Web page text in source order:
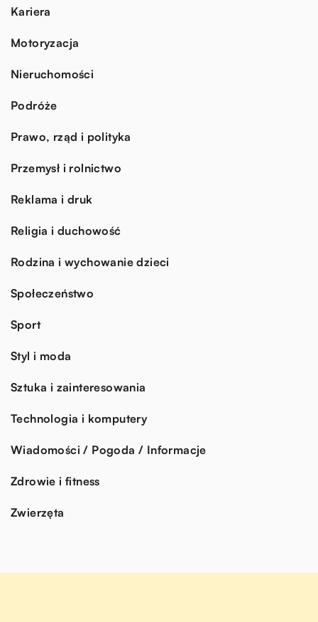
Kariera
Motoryzacja
Nieruchomości
Podróże
Prawo, rząd i polityka
Przemysł i rolnictwo
Reklama i druk
Religia i duchowość
Rodzina i wychowanie dzieci
Społeczeństwo
Sport
Styl i moda
Sztuka i zainteresowania
Technologia i komputery
Wiadomości / Pogoda / Informacje
Zdrowie i fitness
Zwierzęta